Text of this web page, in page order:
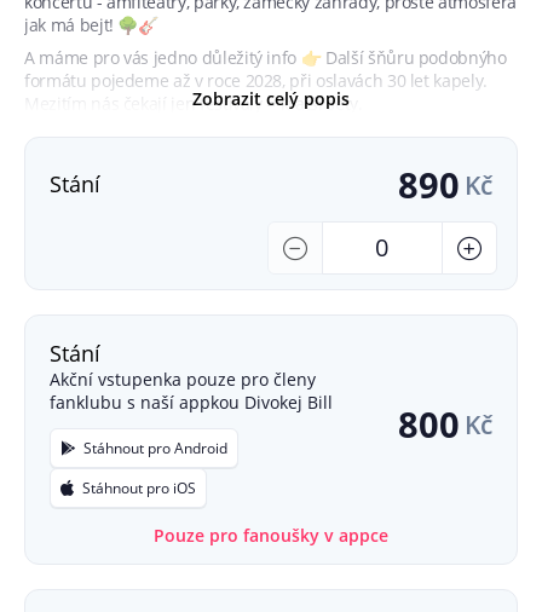
jak má bejt! 🌳🎸
A máme pro vás jedno důležitý info 👉 Další šňůru podobnýho
formátu pojedeme až v roce 2028, při oslavách 30 let kapely.
Mezitím nás čekají jen festivaly = kratší sety.
Takže tohle je jedinečná možnost vidět nás v plným, pořádně
Těšíme pod letním nebem!
Děti do 120cm mají vstup zdarma.
Max. počet vstupenek na osobu: 8
Pořadatel:
Divokej Bill s.r.o.
IČ: 24245381, DIČ: CZ24245381
Náměstí Arnošta z Pardubic 5, Úvaly 250 82
Zobrazit celý popis
Stání 890 Kč
Počet
- +
Stání
Akční vstupenka pouze pro členy
fanklubu s naší appkou Divokej Bill
Stáhnout pro Android
Stáhnout pro iOS
800 Kč
Pouze pro fanoušky v appce